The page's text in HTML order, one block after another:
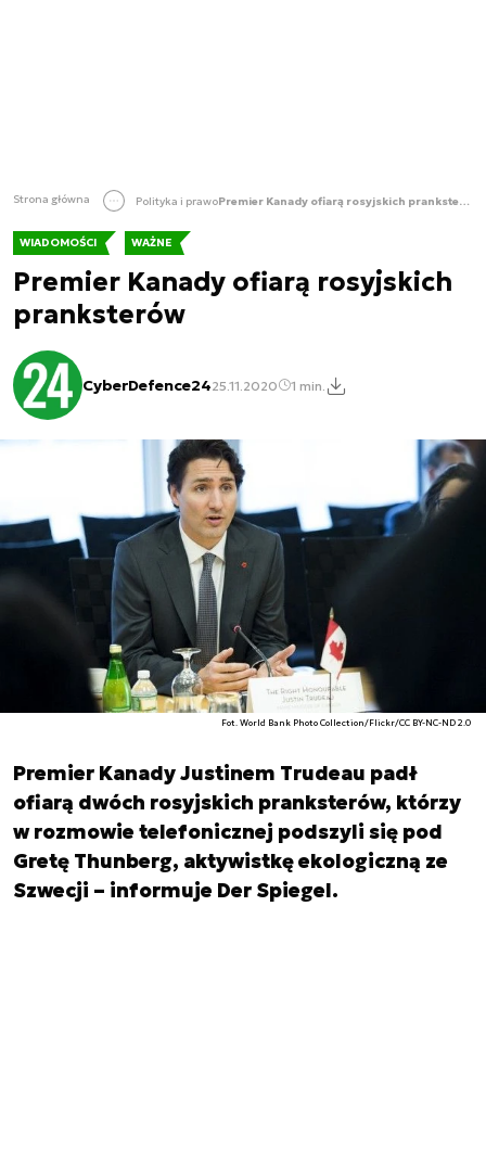
Strona główna Polityka i prawo Premier Kanady ofiarą rosyjskich pranksterów
WIADOMOŚCI WAŻNE
Premier Kanady ofiarą rosyjskich
pranksterów
CyberDefence2425.11.2020 1 min.
Fot. World Bank Photo Collection/Flickr/CC BY-NC-ND 2.0
Premier Kanady Justinem Trudeau padł
ofiarą dwóch rosyjskich pranksterów, którzy
w rozmowie telefonicznej podszyli się pod
Gretę Thunberg, aktywistkę ekologiczną ze
Szwecji – informuje Der Spiegel.